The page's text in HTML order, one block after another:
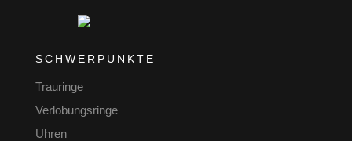
SCHWERPUNKTE
Trauringe
Verlobungsringe
Uhren